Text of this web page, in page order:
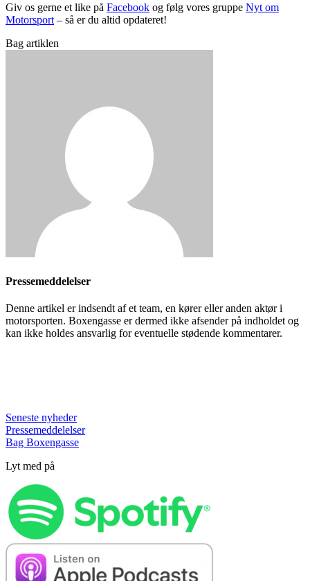
Giv os gerne et like på Facebook og følg vores gruppe Nyt om
Motorsport– så er du altid opdateret!
Bag artiklen
Pressemeddelelser
Denne artikel er indsendt af et team, en kører eller anden aktør i
motorsporten. Boxengasse er dermed ikke afsender på indholdet og
kan ikke holdes ansvarlig for eventuelle stødende kommentarer.
Seneste nyheder
Pressemeddelelser
Bag Boxengasse
Lyt med på